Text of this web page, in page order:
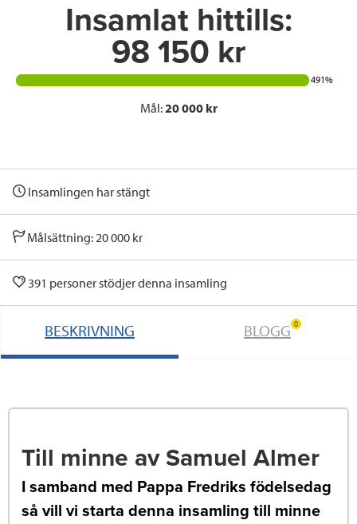
Insamlat hittills:
98 150 kr
491%
Mål:20 000 kr
Insamlingen har stängt
Målsättning: 20 000 kr
391 personer stödjer denna insamling
BESKRIVNING BLOGG 0
Till minne av Samuel Almer
I samband med Pappa Fredriks födelsedag
så vill vi starta denna insamling till minne